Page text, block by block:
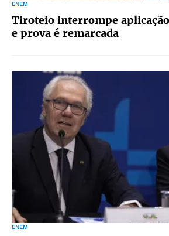
ENEM
Tiroteio interrompe
e prova é remarcada
ENEM